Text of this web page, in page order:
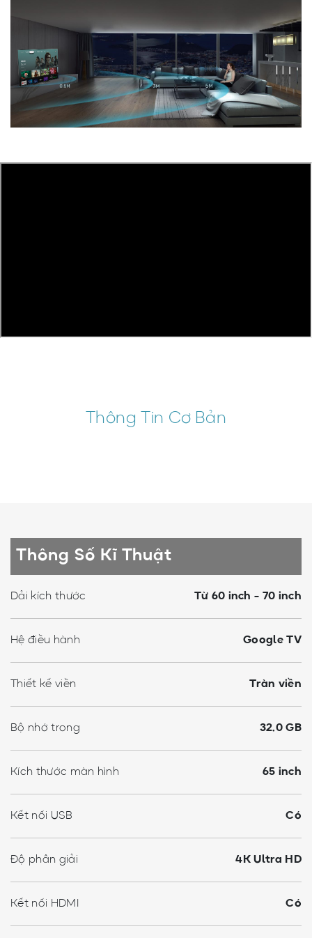
Thông Tin Cơ Bản
Thông Số Kĩ Thuật
Dải kích thước Từ 60 inch - 70 inch
Hệ điều hành Google TV
Thiết kế viền Tràn viền
Bộ nhớ trong 32.0 GB
Kích thước màn hình 65 inch
Kết nối USB Có
Độ phân giải 4K Ultra HD
Kết nối HDMI Có